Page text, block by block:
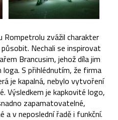
zvážil charakter
Nechali se inspirovat
Brancusim, jehož díla jim
S přihlédnutím, že firma
je kapalná, nebylo vytvoření
Výsledkem je kapkovité logo,
zapamatovatelné,
a v neposlední řadě i funkční.